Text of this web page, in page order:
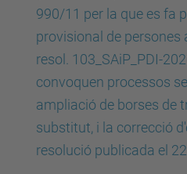
990/11 per la que es fa
provisional de persones
resol. 103_SAiP_PDI-
convoquen processos
ampliació de borses de
substitut, i la correcció
resolució publicada el